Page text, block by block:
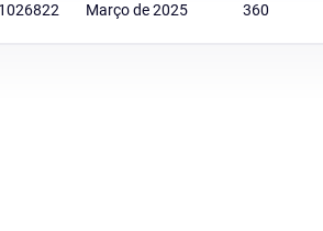
1026822
Março de 2025
360